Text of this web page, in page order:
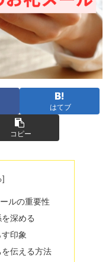
はてブ
コピー
ルの重要性
深める
印象
伝える方法